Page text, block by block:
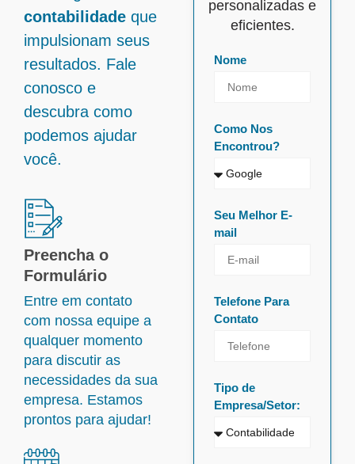
contabilidade que
impulsionam seus
resultados. Fale
conosco e
descubra como
podemos ajudar
você.
Preencha o
Formulário
Entre em contato
com nossa equipe a
qualquer momento
para discutir as
necessidades da sua
empresa. Estamos
prontos para ajudar!
personalizadas e
eficientes.
Nome
Como Nos
Encontrou?
Seu Melhor E-
mail
Telefone Para
Contato
Tipo de
Empresa/Setor: